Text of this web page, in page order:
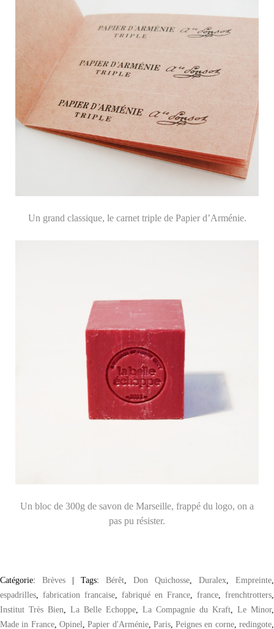
Un grand classique, le carnet triple de Papier d’Arménie.
Un bloc de 300g de savon de Marseille, frappé du logo, on a
pas pu résister.
Catégorie: Brèves | Tags: Bérêt, Don Quichosse, Duralex, Empreinte,
espadrilles, fabrication francaise, fabriqué en France, france, frenchtrotters,
Institut Très Bien, La Belle Echoppe, La Compagnie du Kraft, Le Minor,
Made in France, Opinel,Papier d'Arménie, Paris,Peignes en corne,redingote,